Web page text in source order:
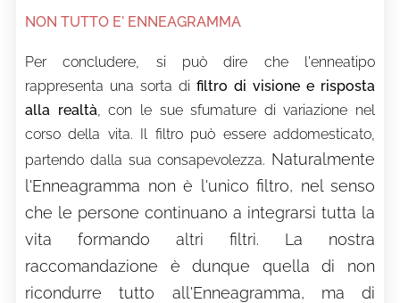
NON TUTTO E' ENNEAGRAMMA
Per concludere, si può dire che l'enneatipo
rappresenta una sorta di filtro di visione e risposta
alla realtà, con le sue sfumature di variazione nel
corso della vita. Il filtro può essere addomesticato,
partendo dalla sua consapevolezza. Naturalmente
l'Enneagramma non è l'unico filtro, nel senso
che le persone continuano a integrarsi tutta la
vita formando altri filtri. La nostra
raccomandazione è dunque quella di non
ricondurre tutto all'Enneagramma, ma di